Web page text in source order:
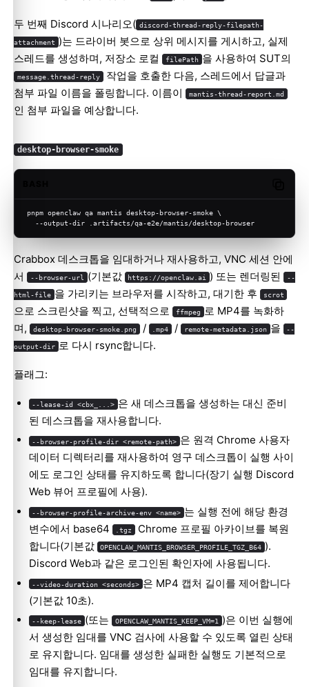
두 번째 Discord 시나리오( discord-thread-reply-filepath-
attachment )는 드라이버 봇으로 상위 메시지를 게시하고, 실제
스레드를 생성하며, 저장소 로컬
filePath 을 사용하여 SUT의
message.thread-reply 작업을 호출한 다음, 스레드에서 답글과
첨부 파일 이름을 폴링합니다. 이름이
mantis-thread-report.md
인 첨부 파일을 예상합니다.
desktop-browser-smoke
pnpm openclaw qa mantis desktop-browser-smoke \
  --output-dir .artifacts/qa-e2e/mantis/desktop-browser
Crabbox 데스크톱을 임대하거나 재사용하고, VNC 세션 안에
서
--browser-url (기본값 https://openclaw.ai ) 또는 렌더링된 --
html-file 을 가리키는 브라우저를 시작하고, 대기한 후 scrot
으로 스크린샷을 찍고, 선택적으로 ffmpeg 로 MP4를 녹화하
며,
desktop-browser-smoke.png / .mp4 / remote-metadata.json 을 --
output-dir 로 다시 rsync합니다.
플래그:
--lease-id <cbx_...> 은 새 데스크톱을 생성하는 대신 준비
된 데스크톱을 재사용합니다.
--browser-profile-dir <remote-path> 은 원격 Chrome 사용자
데이터 디렉터리를 재사용하여 영구 데스크톱이 실행 사이
에도 로그인 상태를 유지하도록 합니다(장기 실행 Discord
Web 뷰어 프로필에 사용).
--browser-profile-archive-env <name> 는 실행 전에 해당 환경
변수에서 base64
.tgz
Chrome 프로필 아카이브를 복원
합니다(기본값
OPENCLAW_MANTIS_BROWSER_PROFILE_TGZ_B64 ).
Discord Web과 같은 로그인된 확인자에 사용됩니다.
--video-duration <seconds> 은 MP4 캡처 길이를 제어합니다
(기본값 10초).
--keep-lease (또는 OPENCLAW_MANTIS_KEEP_VM=1 )은 이번 실행에
서 생성한 임대를 VNC 검사에 사용할 수 있도록 열린 상태
로 유지합니다. 임대를 생성한 실패한 실행도 기본적으로
임대를 유지합니다.